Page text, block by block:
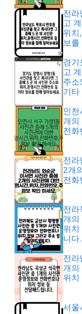
전라
고
위치
보를
경
고
주소
기타
인
개의
전화
전라
2개
전화
전라
개의
위치
니다.
전라
개의
위치
서울